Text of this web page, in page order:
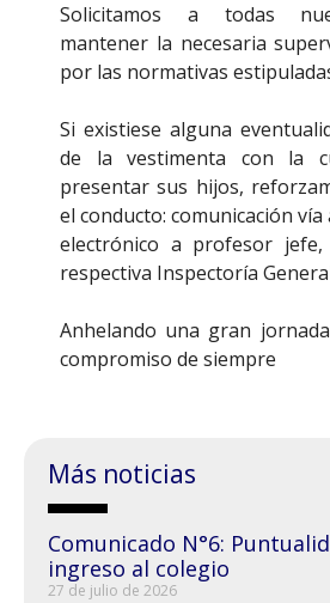
Solicitamos a todas
mantener la necesaria
por las normativas
Si existiese alguna
de la vestimenta con la
presentar sus hijos,
el conducto: comunicación
electrónico a profesor
respectiva Inspectoría
Anhelando una gran
compromiso de siempre
Más noticias
Comunicado N°6:
ingreso al colegio
27 de julio de 2026